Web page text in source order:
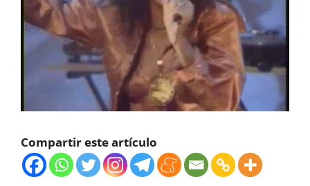
Compartir este artículo